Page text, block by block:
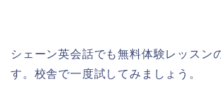
シェーン英会話でも無料体験レッスン
す。校舎で一度試してみましょう。